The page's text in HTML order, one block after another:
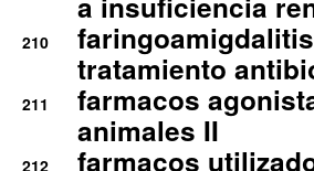
210
tratamiento
211
farmacos
animales II
212
farmacos